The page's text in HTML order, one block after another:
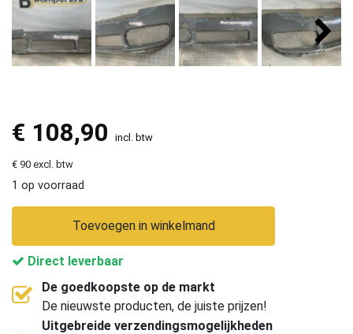
€ 108,90 incl. btw
€ 90 excl. btw
1 op voorraad
Toevoegen in winkelmand
Direct leverbaar
De goedkoopste op de markt
De nieuwste producten, de juiste prijzen!
Uitgebreide verzendingsmogelijkheden